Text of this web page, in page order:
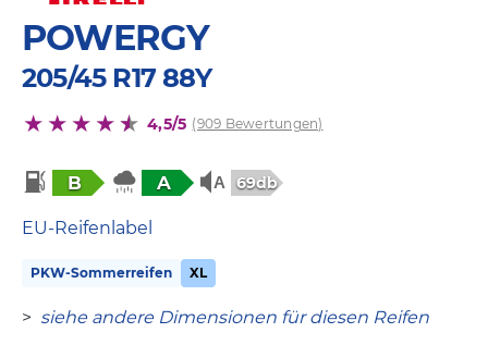
POWERGY
205/45 R17 88Y
4,5/5 (909 Bewertungen)
B A 69db
EU-Reifenlabel
PKW-Sommerreifen XL
> siehe andere Dimensionen für diesen Reifen